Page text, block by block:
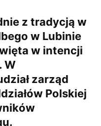
z tradycją w
w Lubinie
w intencji
W
zarząd
Polskiej